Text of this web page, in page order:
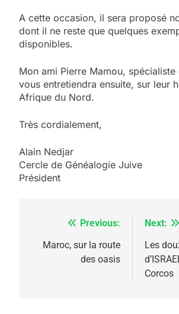
A cette occasion, il sera proposé
dont il ne reste que quelques
disponibles.
Mon ami Pierre Mamou, spécialiste
vous entretiendra ensuite, sur leur
Afrique du Nord.
Très cordialement,
Alain Nedjar
Cercle de Généalogie Juive
Président
Navigation
de
Previous:
Maroc, sur la route
des oasis
Next:
Les
Corcos
rapport
FRANCE ISRAÉL
POURQUOI JE
MA JUDAÏTE
Zrihen-Dvir
ISRAÉL JUDAISME